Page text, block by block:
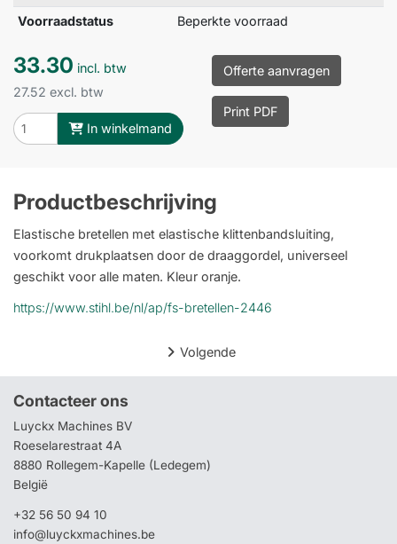
Voorraadstatus
Beperkte voorraad
33.30 incl. btw
27.52 excl. btw
In winkelmand
Offerte aanvragen
Print PDF
Productbeschrijving
Elastische bretellen met elastische klittenbandsluiting,
voorkomt drukplaatsen door de draaggordel, universeel
geschikt voor alle maten. Kleur oranje.
https://www.stihl.be/nl/ap/fs-bretellen-2446
Volgende
Contacteer ons
Luyckx Machines BV
Roeselarestraat 4A
8880 Rollegem-Kapelle (Ledegem)
België
+32 56 50 94 10
info@luyckxmachines.be